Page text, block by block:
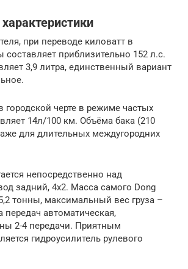
при переводе киловатт в
приблизительно 152 л.с.
3,9 литра, единственный вариант
городской черте в режиме частых
14л/100 км. Объёма бака (210
для длительных междугородних
непосредственно над
задний, 4х2. Масса самого Dong
тонны, максимальный вес груза –
передач автоматическая,
2-4 передачи. Приятным
гидроусилитель рулевого